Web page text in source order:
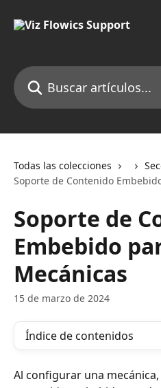
Buscar artículos...
Todas las colecciones
Soporte de Contenido
Soporte de
Embebido
Mecánicas
15 de marzo de 2024
Índice de contenidos
Al configurar una